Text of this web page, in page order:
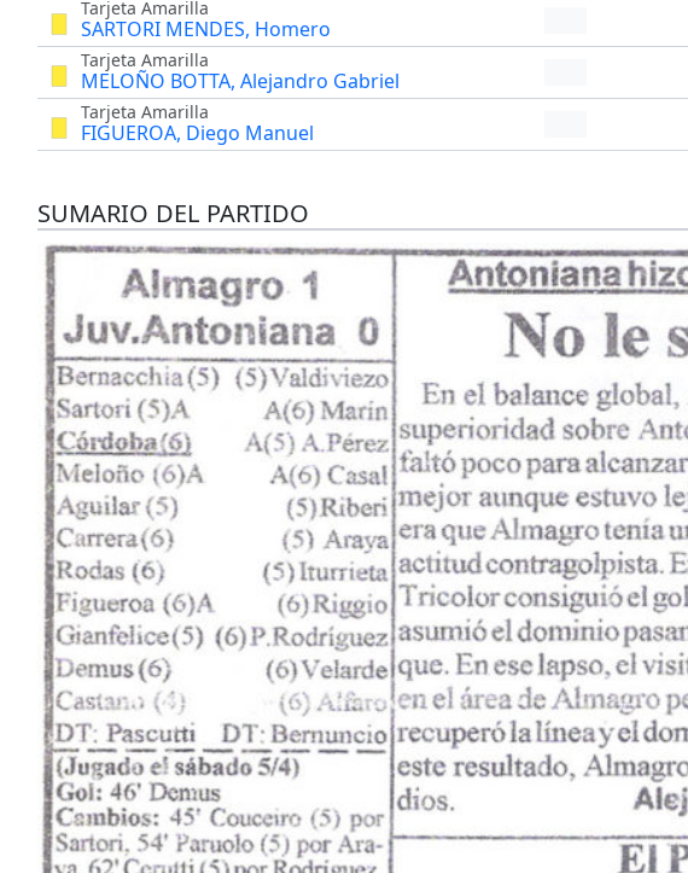
Tarjeta Amarilla
SARTORI MENDES, Homero
Tarjeta Amarilla
MELOÑO BOTTA, Alejandro Gabriel
Tarjeta Amarilla
FIGUEROA, Diego Manuel
SUMARIO DEL PARTIDO